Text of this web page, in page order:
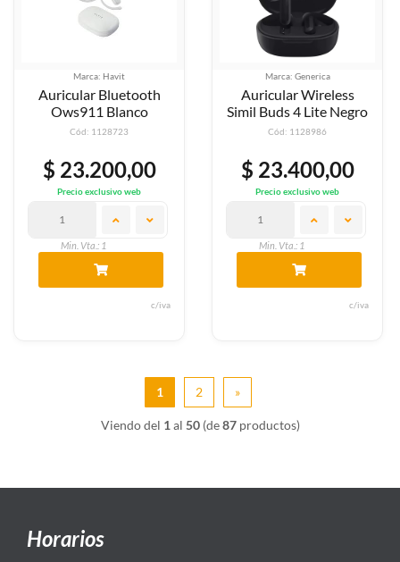
Marca: Havit
Auricular Bluetooth
Ows911 Blanco
Cód: 1128723
$ 23.200,00
Precio exclusivo web
Min. Vta.: 1
c/iva
Marca: Generica
Auricular Wireless
Simil Buds 4 Lite Negro
Cód: 1128986
$ 23.400,00
Precio exclusivo web
Min. Vta.: 1
c/iva
1 2 »
Viendo del 1 al 50(de87productos)
Horarios